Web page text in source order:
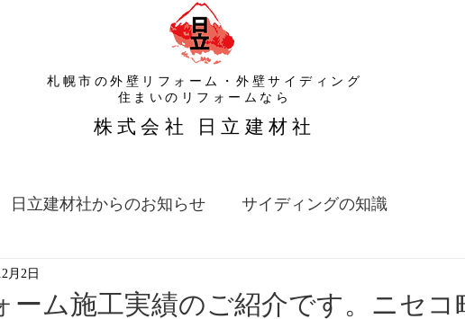
札幌市の外壁リフォーム・外壁サイディング
​住まいのリフォームなら
​株式会社 日立建材社
日立建材社からのお知らせ サイディングの知識
ーム施工実績のご紹介です。ニセコ
月2日